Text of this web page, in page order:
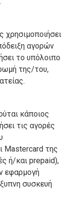
αγορών
το υπόλοιπο
της/του,
κάποιος
τις αγορές
Mastercard της
ή/και prepaid),
εφαρμογή
συσκευή